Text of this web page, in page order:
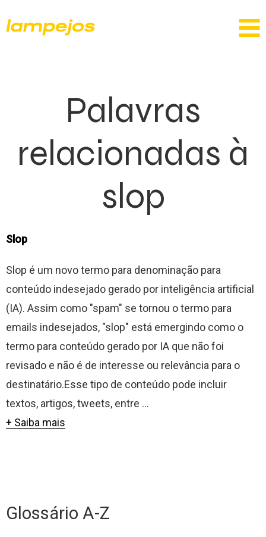
Palavras
relacionadas à
slop
Slop
Slop é um novo termo para denominação para
conteúdo indesejado gerado por inteligência artificial
(IA). Assim como "spam" se tornou o termo para
emails indesejados, "slop" está emergindo como o
termo para conteúdo gerado por IA que não foi
revisado e não é de interesse ou relevância para o
destinatário.Esse tipo de conteúdo pode incluir
textos, artigos, tweets, entre ...
+ Saiba mais
Glossário A-Z